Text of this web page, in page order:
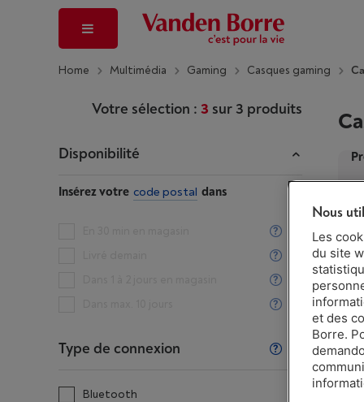
Home Multimédia Gaming Casques gaming
Votre sélection : 3 sur 3 produits
Disponibilité
Insérez votre code postal dans
Type de connexion
Bluetooth
Nous
Les
du site
et des
Borre.